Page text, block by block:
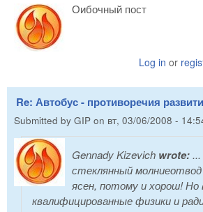
Оибочный пост
Log in or
Re: Автобус - противоречия
Submitted by GIP on вт, 03/06/2008 -
Gennady Kizevich wrote:
стеклянный
ясен, потому и хорош! Но
квалифицированные физики и